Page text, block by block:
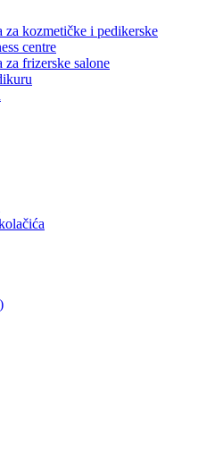
za kozmetičke i pedikerske
centre
za frizerske salone